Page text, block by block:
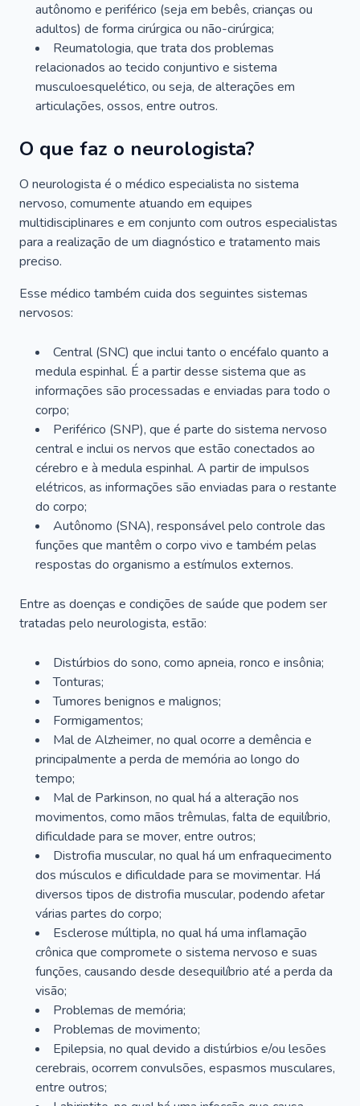
autônomo e periférico (seja em bebês, crianças ou
adultos) de forma cirúrgica ou não-cirúrgica;
Reumatologia, que trata dos problemas
relacionados ao tecido conjuntivo e sistema
musculoesquelético, ou seja, de alterações em
articulações, ossos, entre outros.
O que faz o neurologista?
O neurologista é o médico especialista no sistema
nervoso, comumente atuando em equipes
multidisciplinares e em conjunto com outros especialistas
para a realização de um diagnóstico e tratamento mais
preciso.
Esse médico também cuida dos seguintes sistemas
nervosos:
Central (SNC) que inclui tanto o encéfalo quanto a
medula espinhal. É a partir desse sistema que as
informações são processadas e enviadas para todo o
corpo;
Periférico (SNP), que é parte do sistema nervoso
central e inclui os nervos que estão conectados ao
cérebro e à medula espinhal. A partir de impulsos
elétricos, as informações são enviadas para o restante
do corpo;
Autônomo (SNA), responsável pelo controle das
funções que mantêm o corpo vivo e também pelas
respostas do organismo a estímulos externos.
Entre as doenças e condições de saúde que podem ser
tratadas pelo neurologista, estão:
Distúrbios do sono, como apneia, ronco e insônia;
Tonturas;
Tumores benignos e malignos;
Formigamentos;
Mal de Alzheimer, no qual ocorre a demência e
principalmente a perda de memória ao longo do
tempo;
Mal de Parkinson, no qual há a alteração nos
movimentos, como mãos trêmulas, falta de equilíbrio,
dificuldade para se mover, entre outros;
Distrofia muscular, no qual há um enfraquecimento
dos músculos e dificuldade para se movimentar. Há
diversos tipos de distrofia muscular, podendo afetar
várias partes do corpo;
Esclerose múltipla, no qual há uma inflamação
crônica que compromete o sistema nervoso e suas
funções, causando desde desequilíbrio até a perda da
visão;
Problemas de memória;
Problemas de movimento;
Epilepsia, no qual devido a distúrbios e/ou lesões
cerebrais, ocorrem convulsões, espasmos musculares,
entre outros;